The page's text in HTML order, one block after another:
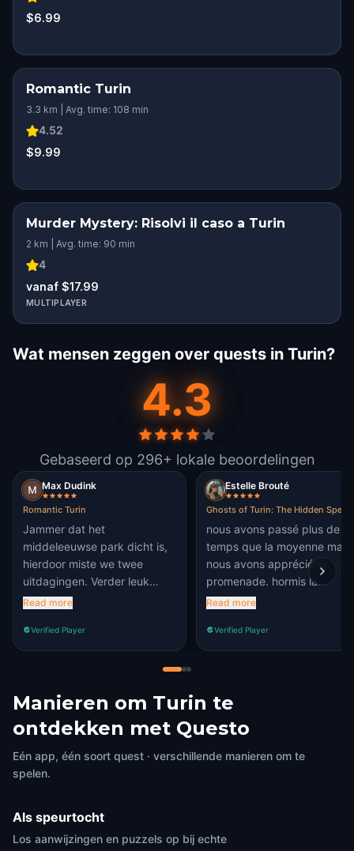
$6.99
Romantic Turin
3.3 km | Avg. time: 108 min
4.52
$9.99
Murder Mystery: Risolvi il caso a Turin
2 km | Avg. time: 90 min
4
vanaf $17.99
MULTIPLAYER
Wat mensen zeggen over quests in Turin?
4.3
Gebaseerd op 296+ lokale beoordelingen
Max Dudink
Romantic Turin
Jammer dat het
middeleeuwse park dicht is,
hierdoor miste we twee
uitdagingen. Verder leuk
verhaal die je langs een
die je anders niet zo snel zou
zien.
Read more
Verified Player
Estelle Brouté
Ghosts of Turin: The Hidden Spell
nous avons passé plus de
temps que la moyenne mais
nous avons apprécié la
promenade. hormis la
dernière énigme où nous
anglais, tout le reste était
accessible !
Read more
Verified Player
Manieren om Turin te
ontdekken met Questo
Eén app, één soort quest · verschillende manieren om te
spelen.
Als speurtocht
Los aanwijzingen en puzzels op bij echte